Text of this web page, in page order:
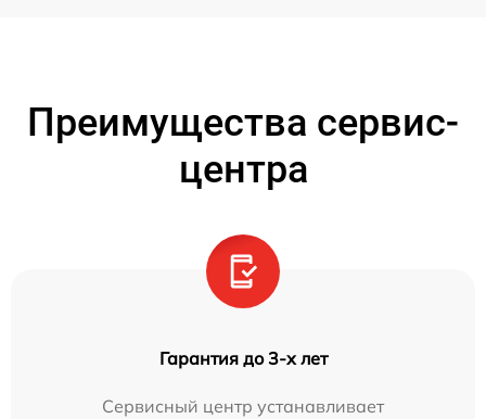
Преимущества сервис-
центра
Гарантия до 3-х лет
Сервисный центр устанавливает